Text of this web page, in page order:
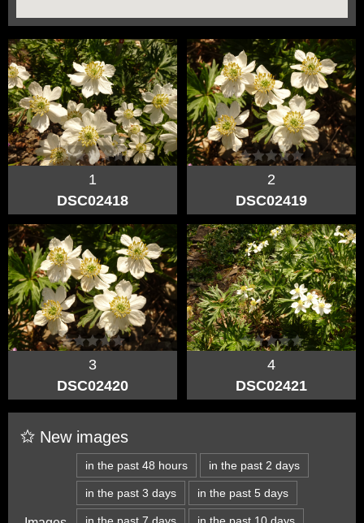
1
DSC02418
2
DSC02419
3
DSC02420
4
DSC02421
New images
in the past 48 hours in the past 2 days
in the past 3 days in the past 5 days
in the past 7 days in the past 10 days